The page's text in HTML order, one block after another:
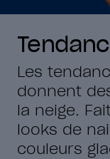
Les
donnent
la neige.
looks de
couleurs